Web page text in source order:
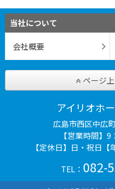
当社について
会社概要
ページ
アイリオホ
広島市西区中広
【営業時間】
【定休日】日・祝日【
TEL： 082-